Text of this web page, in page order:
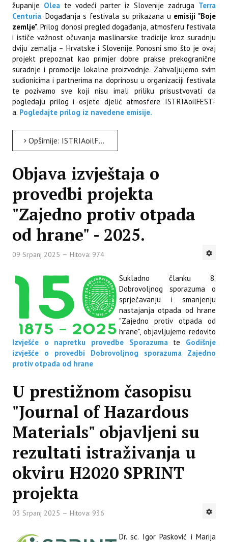
županije Olea te vodeći parter iz Slovenije zadruga Terra
Centuria. Događanja s festivala su prikazana u emisiji "Boje
zemlje". Prilog donosi pregled događanja, atmosferu festivala
i ističe važnost očuvanja maslinarske tradicije kroz suradnju
dviju zemalja – Hrvatske i Slovenije. Ponosni smo što je ovaj
projekt prepoznat kao primjer dobre prakse prekogranične
suradnje i promocije lokalne proizvodnje. Zahvaljujemo svim
sudionicima i partnerima na doprinosu u organizaciji festivala
te pozivamo sve koji nisu imali priliku prisustvovati da
pogledaju prilog i osjete djelić atmosfere ISTRIAoilFEST-
a. Pogledajte prilog iz navedene emisije.
Opširnije: ISTRIAoilFEST u emisiji “Boje zemlje”: Prilog o prekograničnom festivalu istarskog maslinovog ulja
Objava izvještaja o
provedbi projekta
"Zajedno protiv otpada
od hrane" - 2025.
09 Srpanj 2025 Hitova: 974
Sukladno članku 8.
Dobrovoljnog sporazuma o
sprječavanju i smanjenju
nastajanja otpada od hrane
"Zajedno protiv otpada od
hrane", objavljujemo redovito
Izvješće o napretku provedbe Sporazumate Godišnje
izvješće o provedbi Dobrovoljnog sporazuma Zajedno
protiv otpada od hrane
U prestižnom časopisu
"Journal of Hazardous
Materials" objavljeni su
rezultati istraživanja u
okviru H2020 SPRINT
projekta
03 Srpanj 2025 Hitova: 936
Dr. sc. Igor Pasković i Marija